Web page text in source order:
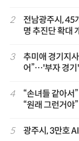
2
전남광주시, 45
명 추진단 확대
3
추미애 경기지
어”…'부자 경기
4
“손녀들 같아서
“원래 그런거야”
5 광주시, 3만호